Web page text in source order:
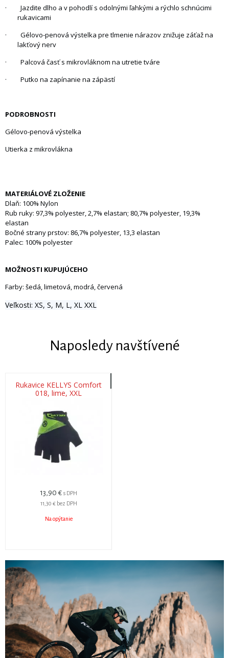
· Jazdite dlho a v pohodlí s odolnými ľahkými a rýchlo schnúcimi
rukavicami
· Gélovo-penová výstelka pre tlmenie nárazov znižuje záťaž na
lakťový nerv
· Palcová časť s mikrovláknom na utretie tváre
· Putko na zapínanie na zápästí
PODROBNOSTI
Gélovo-penová výstelka
Utierka z mikrovlákna
MATERIÁLOVÉ ZLOŽENIE
Dlaň: 100% Nylon
Rub ruky: 97,3% polyester, 2,7% elastan; 80,7% polyester, 19,3%
elastan
Bočné strany prstov: 86,7% polyester, 13,3 elastan
Palec: 100% polyester
MOŽNOSTI KUPUJÚCEHO
Farby: šedá, limetová, modrá, červená
Veľkosti: XS, S, M, L, XL XXL
Naposledy navštívené
Rukavice KELLYS Comfort
018, lime, XXL
13,90 € s DPH
11,30 € bez DPH
Na opýtanie